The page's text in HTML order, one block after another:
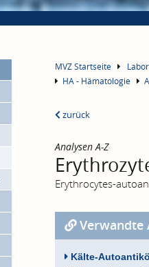
MVZ Startseite
HA - Hämatologie
zurück
Analysen A-Z
Erythrocytes-
Verwandte
Kälte-